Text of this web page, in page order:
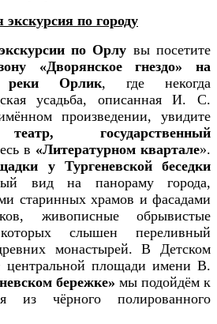
экскурсия по городу
по Орлу вы посетите
«Дворянское гнездо» на
реки Орлик, где некогда
усадьба, описанная И. С.
произведении, увидите
государственный
в «Литературном квартале».
у Тургеневской беседки
вид на панораму города,
старинных храмов и фасадами
живописные обрывистые
слышен переливный
монастырей. В Детском
центральной площади имени В.
бережке» мы подойдём к
из чёрного полированного